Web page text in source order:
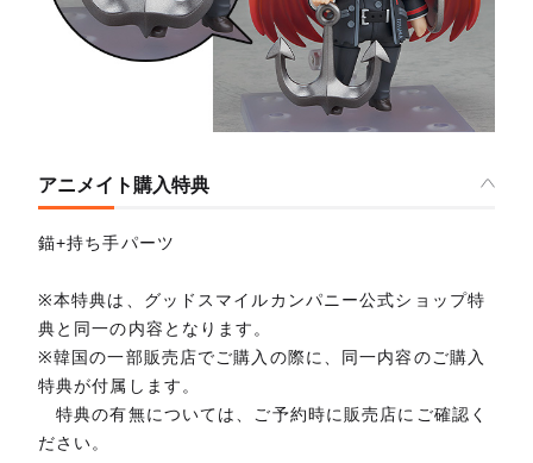
アニメイト購入特典
錨+持ち手パーツ
※本特典は、グッドスマイルカンパニー公式ショップ特
典と同一の内容となります。
※韓国の一部販売店でご購入の際に、同一内容のご購入
特典が付属します。
特典の有無については、ご予約時に販売店にご確認く
ださい。